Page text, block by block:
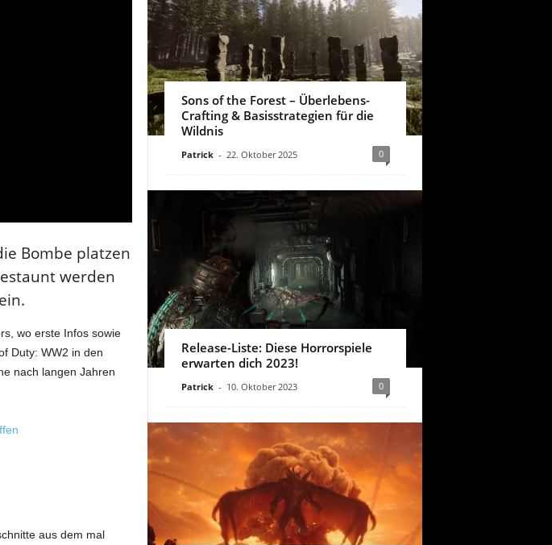
Bombe platzen
werden
ein.
wo erste Infos sowie
Duty: WW2 in den
nach langen Jahren
aus dem mal
Sons of the Forest – Überlebens-
Crafting & Basisstrategien für die
Wildnis
Patrick - 22. Oktober 2025 0
Release-Liste: Diese Horrorspiele
erwarten dich 2023!
Patrick - 10. Oktober 2023 0